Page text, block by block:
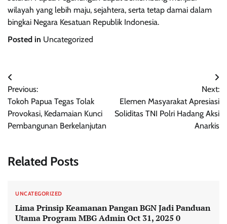
wilayah yang lebih maju, sejahtera, serta tetap damai dalam
bingkai Negara Kesatuan Republik Indonesia.
Posted in Uncategorized
Navigasi
pos
Previous:
Tokoh Papua Tegas Tolak
Provokasi, Kedamaian Kunci
Pembangunan Berkelanjutan
Next:
Elemen Masyarakat Apresiasi
Soliditas TNI Polri Hadang Aksi
Anarkis
Related Posts
UNCATEGORIZED
Lima Prinsip Keamanan Pangan BGN Jadi Panduan
Utama Program MBG Admin Oct 31, 2025 0